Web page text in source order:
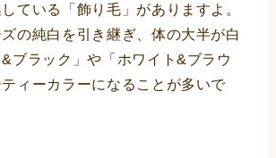
ている「飾り毛」がありますよ。
の純白を引き継ぎ、体の大半が白
ブラック」や「ホワイト&ブラウ
ィーカラーになることが多いで